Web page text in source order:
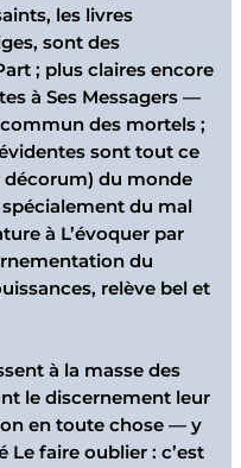
les livres
sont des
; plus claires encore
à Ses Messagers —
des mortels ;
sont tout ce
décorum) du monde
du mal
à L’évoquer par
du
relève bel et
à la masse des
le discernement leur
en toute chose — y
Le faire oublier : c’est